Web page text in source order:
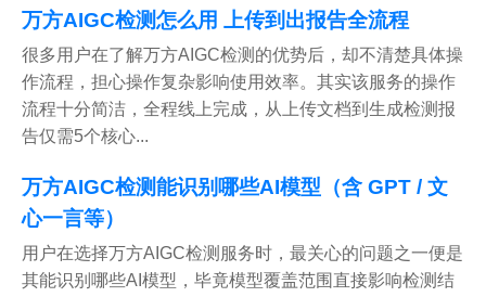
万方AIGC检测怎么用 上传到出报告全流程
很多用户在了解万方AIGC检测的优势后，却不清楚具体操
作流程，担心操作复杂影响使用效率。其实该服务的操作
流程十分简洁，全程线上完成，从上传文档到生成检测报
告仅需5个核心...
万方AIGC检测能识别哪些AI模型（含 GPT / 文
心一言等）
用户在选择万方AIGC检测服务时，最关心的问题之一便是
其能识别哪些AI模型，毕竟模型覆盖范围直接影响检测结